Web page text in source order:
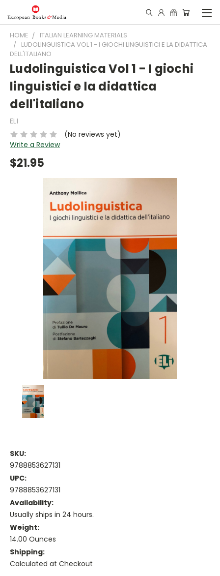
HOME
ITALIAN LEARNING MATERIALS
LUDOLINGUISTICA VOL 1 - I GIOCHI LINGUISTICI E LA DIDATTICA
DELL'ITALIANO
Ludolinguistica Vol 1 - I giochi
linguistici e la didattica
dell'italiano
ELI
(No reviews yet)
Write a Review
$21.95
SKU:
9788853627131
UPC:
9788853627131
Availability:
Usually ships in 24 hours.
Weight:
14.00 Ounces
Shipping:
Calculated at Checkout